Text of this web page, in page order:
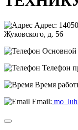
Адрес:
Жуковского, д. 56
Основной
Телефон
Время
Email: